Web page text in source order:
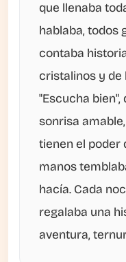
que llenaba
hablaba, todos
contaba
cristalinos y de
"Escucha
sonrisa
tienen el poder
manos
hacía. Cada
regalaba una
aventura,